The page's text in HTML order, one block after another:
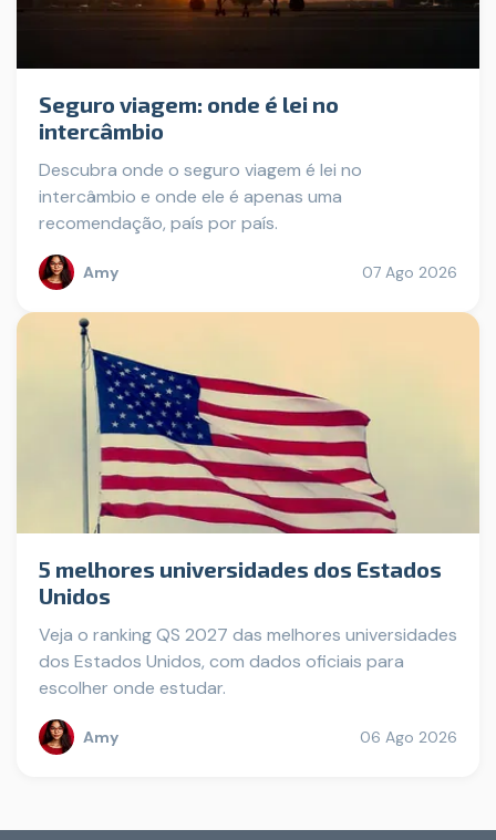
Seguro viagem: onde é lei no
intercâmbio
Descubra onde o seguro viagem é lei no
intercâmbio e onde ele é apenas uma
recomendação, país por país.
Amy 07 Ago 2026
5 melhores universidades dos Estados
Unidos
Veja o ranking QS 2027 das melhores universidades
dos Estados Unidos, com dados oficiais para
escolher onde estudar.
Amy 06 Ago 2026